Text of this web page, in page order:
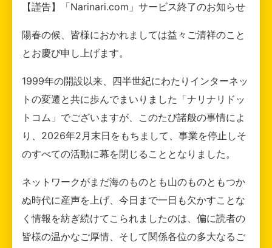
【謹告】「Narinari.com」サービス終了のお知らせ
陽春の候、皆様におかれましては益々ご清祥のこと
とお慶び申し上げます。
1999年の開設以来、四半世紀にわたりインターネッ
トの変遷と共に歩んでまいりました「ナリナリドッ
トコム」でございますが、このたび諸般の事情によ
り、2026年2月末日をもちまして、事業を停止しそ
のすべての活動に幕を閉じることとなりました。
ネットワークがまだ海のものとも山のものともつか
ぬ時代に産声を上げ、今日まで一日も欠かすことな
く情報を紡ぎ続けてこられましたのは、偏に読者の
皆様の温かなご厚情、そして関係各位の多大なるご